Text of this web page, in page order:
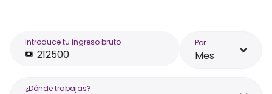
Introduce tu ingreso bruto Por
Mes
¿Dónde trabajas?